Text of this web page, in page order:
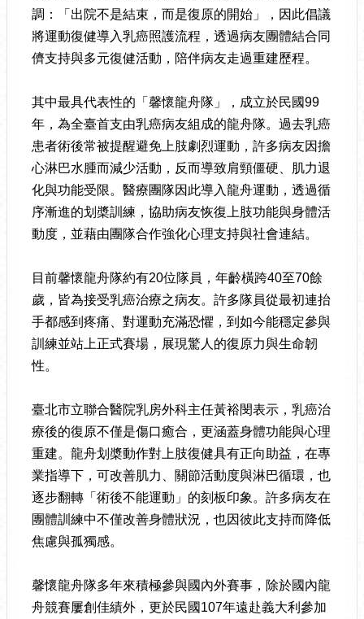
調：「出院不是結束，而是復原的開始」，因此倡議
將運動復健導入乳癌照護流程，透過病友團體結合同
儕支持與多元復健活動，陪伴病友走過重建歷程。
其中最具代表性的「馨懷龍舟隊」，成立於民國99
年，為全臺首支由乳癌病友組成的龍舟隊。過去乳癌
患者術後常被提醒避免上肢劇烈運動，許多病友因擔
心淋巴水腫而減少活動，反而導致肩頸僵硬、肌力退
化與功能受限。醫療團隊因此導入龍舟運動，透過循
序漸進的划槳訓練，協助病友恢復上肢功能與身體活
動度，並藉由團隊合作強化心理支持與社會連結。
目前馨懷龍舟隊約有20位隊員，年齡橫跨40至70餘
歲，皆為接受乳癌治療之病友。許多隊員從最初連抬
手都感到疼痛、對運動充滿恐懼，到如今能穩定參與
訓練並站上正式賽場，展現驚人的復原力與生命韌
性。
臺北市立聯合醫院乳房外科主任黃裕閔表示，乳癌治
療後的復原不僅是傷口癒合，更涵蓋身體功能與心理
重建。龍舟划槳動作對上肢復健具有正向助益，在專
業指導下，可改善肌力、關節活動度與淋巴循環，也
逐步翻轉「術後不能運動」的刻板印象。許多病友在
團體訓練中不僅改善身體狀況，也因彼此支持而降低
焦慮與孤獨感。
馨懷龍舟隊多年來積極參與國內外賽事，除於國內龍
舟競賽屢創佳績外，更於民國107年遠赴義大利參加